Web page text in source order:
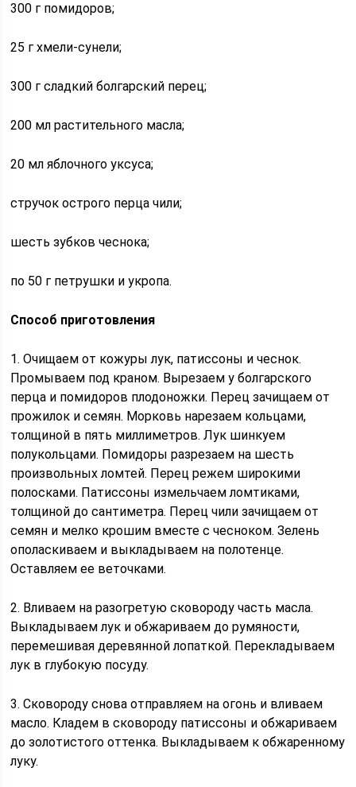
300 г помидоров;
25 г хмели-сунели;
300 г сладкий болгарский перец;
200 мл растительного масла;
20 мл яблочного уксуса;
стручок острого перца чили;
шесть зубков чеснока;
по 50 г петрушки и укропа.
Способ приготовления
1. Очищаем от кожуры лук, патиссоны и чеснок.
Промываем под краном. Вырезаем у болгарского
перца и помидоров плодоножки. Перец зачищаем от
прожилок и семян. Морковь нарезаем кольцами,
толщиной в пять миллиметров. Лук шинкуем
полукольцами. Помидоры разрезаем на шесть
произвольных ломтей. Перец режем широкими
полосками. Патиссоны измельчаем ломтиками,
толщиной до сантиметра. Перец чили зачищаем от
семян и мелко крошим вместе с чесноком. Зелень
ополаскиваем и выкладываем на полотенце.
Оставляем ее веточками.
2. Вливаем на разогретую сковороду часть масла.
Выкладываем лук и обжариваем до румяности,
перемешивая деревянной лопаткой. Перекладываем
лук в глубокую посуду.
3. Сковороду снова отправляем на огонь и вливаем
масло. Кладем в сковороду патиссоны и обжариваем
до золотистого оттенка. Выкладываем к обжаренному
луку.